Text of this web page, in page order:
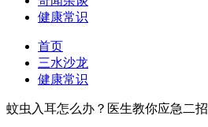
健康常识
首页
三水沙龙
健康常识
蚊虫入耳怎么办？医生教你应急二招